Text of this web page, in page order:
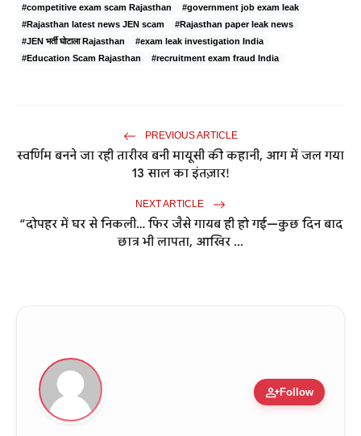
#competitive exam scam Rajasthan
#government job exam leak
#Rajasthan latest news JEN scam
#Rajasthan paper leak news
#JEN भर्ती घोटाला Rajasthan
#exam leak investigation India
#Education Scam Rajasthan
#recruitment exam fraud India
PREVIOUS ARTICLE
स्वर्णिम बनने जा रही तारीख बनी मायूसी की कहानी, आग में जल गया
13 साल का इंतज़ार!
NEXT ARTICLE
“दोपहर में घर से निकली… फिर जैसे गायब ही हो गई—कुछ दिन बाद
छात्र भी लापता, आखिर ...
person_addFollow